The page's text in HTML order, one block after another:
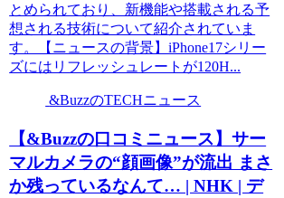
とめられており、新機能や搭載される予
想される技術について紹介されていま
す。【ニュースの背景】iPhone17シリー
ズにはリフレッシュレートが120H...
&BuzzのTECHニュース
【&Buzzの口コミニュース】サー
マルカメラの“顔画像”が流出 まさ
か残っているなんて… | NHK | デ